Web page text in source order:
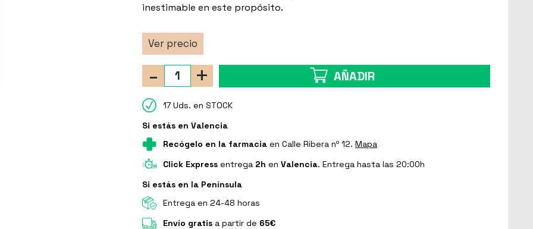
inestimable en este propósito.
Ver precio
+
- AÑADIR
17 Uds. en STOCK
Si estás en Valencia
Recógelo en la farmacia en Calle Ribera nº 12. Mapa
Click Express entrega 2h en Valencia. Entrega hasta las 20:00h
Si estás en la Península
Entrega en 24-48 horas
Envío gratis a partir de 65€